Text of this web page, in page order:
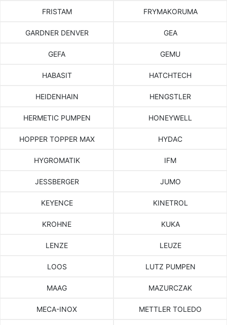
FRISTAM FRYMAKORUMA
GARDNER DENVER GEA
GEFA GEMU
HABASIT HATCHTECH
HEIDENHAIN HENGSTLER
HERMETIC PUMPEN HONEYWELL
HOPPER TOPPER MAX HYDAC
HYGROMATIK IFM
JESSBERGER JUMO
KEYENCE KINETROL
KROHNE KUKA
LENZE LEUZE
LOOS LUTZ PUMPEN
MAAG MAZURCZAK
MECA-INOX METTLER TOLEDO